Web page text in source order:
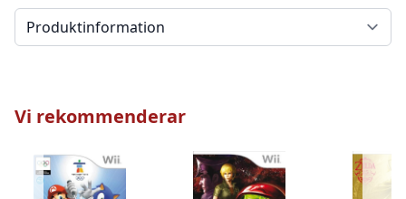
Välj en flik
Vi rekommenderar